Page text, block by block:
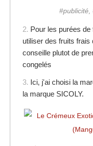
#publicité,
2. Pour les purées
utiliser des fruits
conseille plutot de
congelés
3. Ici, j'ai choisi la
la marque SICOLY.